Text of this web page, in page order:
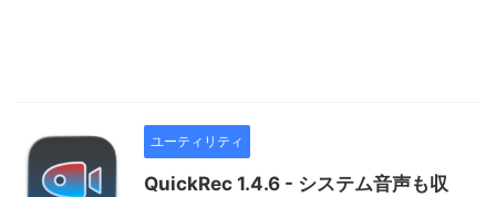
ユーティリティ
QuickRec 1.4.6 - システム音声も収